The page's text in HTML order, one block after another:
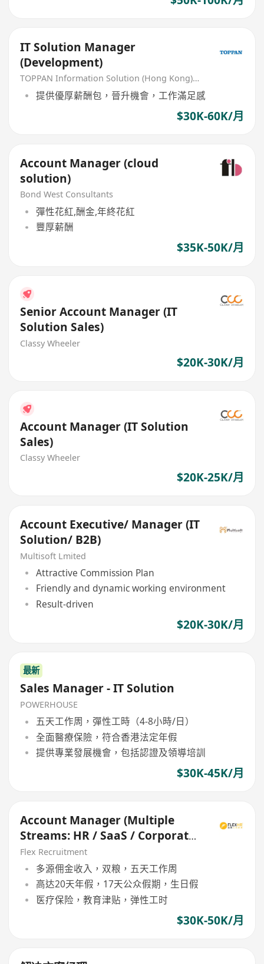
IT Solution Manager
(Development)
TOPPAN Information Solution (Hong Kong) Limited
提供優厚薪酬包，晉升機會，工作滿足感
$30K-60K/月
Account Manager (cloud
solution)
Bond West Consultants
彈性花紅,酬金,年終花紅
豐厚薪酬
$35K-50K/月
Senior Account Manager (IT
Solution Sales)
Classy Wheeler
$20K-30K/月
Account Manager (IT Solution
Sales)
Classy Wheeler
$20K-25K/月
Account Executive/ Manager (IT
Solution/ B2B)
Multisoft Lmited
Attractive Commission Plan
Friendly and dynamic working environment
Result-driven
$20K-30K/月
最新
Sales Manager - IT Solution
POWERHOUSE
五天工作周，彈性工時（4-8小時/日）
全面醫療保險，符合香港法定年假
提供專業發展機會，包括認證及領導培訓
$30K-45K/月
Account Manager (Multiple
Streams: HR / SaaS / Corporate
Solution)
Flex Recruitment
多源佣金收入，双粮，五天工作周
高达20天年假，17天公众假期，生日假
医疗保险，教育津贴，弹性工时
$30K-50K/月